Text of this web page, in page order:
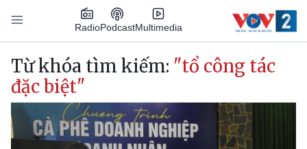
Nhảy đến nội dung
RadioPodcastMultimedia
Main navigation
Từ khóa tìm kiếm: "tổ công tác
đặc biệt"